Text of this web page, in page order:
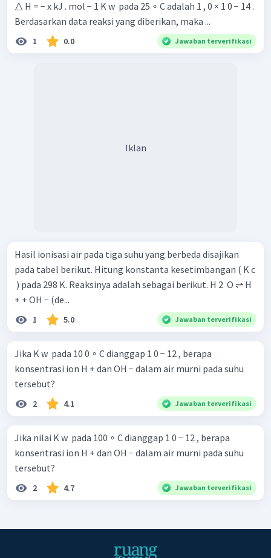
△ H = − x kJ . mol − 1 K w ​ pada 25 ∘ C adalah 1 , 0 × 1 0 − 14 .
Berdasarkan data reaksi yang diberikan, maka ...
1 0.0 Jawaban terverifikasi
Iklan
Hasil ionisasi air pada tiga suhu yang berbeda disajikan
pada tabel berikut. Hitung konstanta kesetimbangan ( K c
​ ) pada 298 K. Reaksinya adalah sebagai berikut. H 2 ​ O ⇌ H
+ + OH − (de...
1 5.0 Jawaban terverifikasi
Jika K w ​ pada 10 0 ∘ C dianggap 1 0 − 12 , berapa
konsentrasi ion H + dan OH − dalam air murni pada suhu
tersebut?
2 4.1 Jawaban terverifikasi
Jika nilai K w ​ pada 100 ∘ C dianggap 1 0 − 12 , berapa
konsentrasi ion H + dan OH − dalam air murni pada suhu
tersebut?
2 4.7 Jawaban terverifikasi